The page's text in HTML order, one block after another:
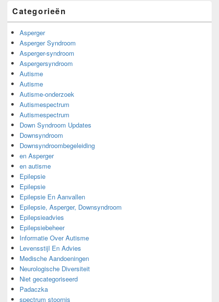
Categorieën
Asperger
Asperger Syndroom
Asperger-syndroom
Aspergersyndroom
Autisme
Autisme
Autisme-onderzoek
Autismespectrum
Autismespectrum
Down Syndroom Updates
Downsyndroom
Downsyndroombegeleiding
en Asperger
en autisme
Epilepsie
Epilepsie
Epilepsie En Aanvallen
Epilepsie, Asperger, Downsyndroom
Epilepsieadvies
Epilepsiebeheer
Informatie Over Autisme
Levensstijl En Advies
Medische Aandoeningen
Neurologische Diversiteit
Niet gecategoriseerd
Padaczka
spectrum stoornis